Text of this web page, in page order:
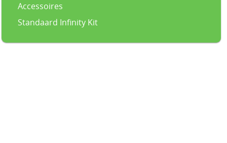
Accessoires
Standaard Infinity Kit